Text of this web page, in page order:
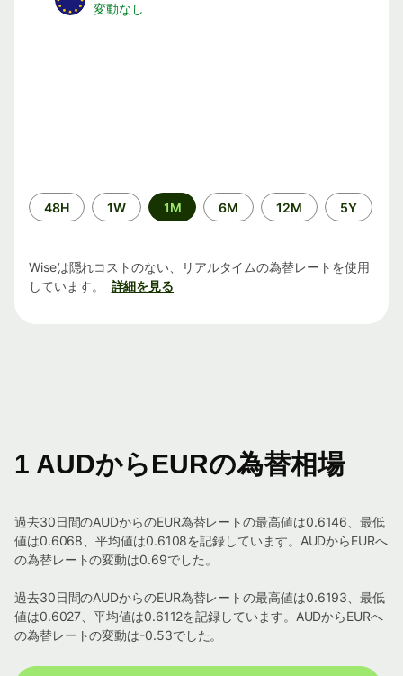
変動なし
期
間
48H 1W 1M 6M 12M 5Y
Wiseは隠れコストのない、リアルタイムの為替レートを使用
しています。
詳細を見る
1 AUDからEURの為替相場
過去30日間のAUDからのEUR為替レートの最高値は0.6146、最低
値は0.6068、平均値は0.6108を記録しています。AUDからEURへ
の為替レートの変動は0.69でした。
過去30日間のAUDからのEUR為替レートの最高値は0.6193、最低
値は0.6027、平均値は0.6112を記録しています。AUDからEURへ
の為替レートの変動は-0.53でした。